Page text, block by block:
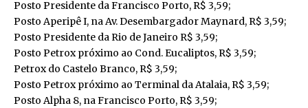
Posto Presidente da Francisco Porto, R$ 3,59;
Posto Aperipê I, na Av. Desembargador Maynard, R$ 3,59;
Posto Presidente da Rio de Janeiro R$ 3,59;
Posto Petrox próximo ao Cond. Eucaliptos, R$ 3,59;
Petrox do Castelo Branco, R$ 3,59;
Posto Petrox próximo ao Terminal da Atalaia, R$ 3,59;
Posto Alpha 8, na Francisco Porto, R$ 3,59;